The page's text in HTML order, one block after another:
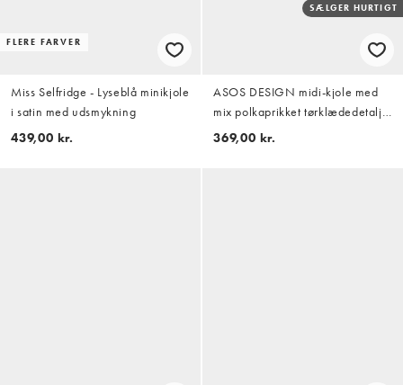
FLERE FARVER
Miss Selfridge - Lyseblå minikjole
i satin med udsmykning
439,00 kr.
SÆLGER HURTIGT
ASOS DESIGN midi-kjole med
mix polkaprikket tørklædedetalje
blå og brun
369,00 kr.